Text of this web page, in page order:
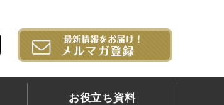
お役立ち資料